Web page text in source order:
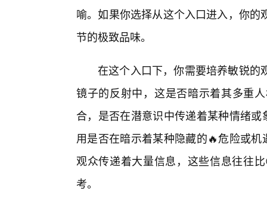
喻。如果你选择从这个入口进入，你
节的极致品味。
在这个入口下，你需要培养敏锐的
镜子的反射中，这是否暗示着其多重
合，是否在潜意识中传递着某种情绪
用是否在暗示着某种隐藏的🔥危险或
观众传递着大量信息，这些信息往往
考。